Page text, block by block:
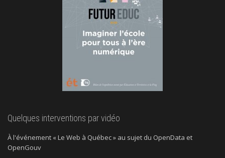
Quelques interventions par vidéo
À l'événement « Le Web à Québec » au sujet du OpenData et
OpenGouv